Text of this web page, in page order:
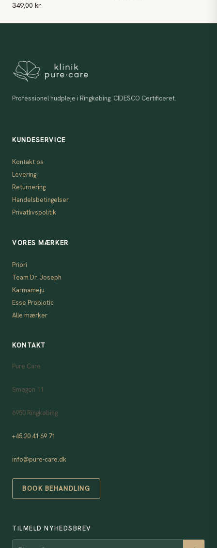
349,00 kr
Professionel hudpleje i Ringkøbing. CIDESCO Certificeret.
KUNDESERVICE
Kontakt os
Levering
Returnering
Handelsbetingelser
Privatlivspolitik
VORES MÆRKER
Priori
Team Dr. Joseph
Karmameju
Esse Probiotic
Alle mærker
KONTAKT
Pure Care
Smøgen 11
6950 Ringkøbing
+45 20 41 69 71
info@pure-care.dk
BOOK BEHANDLING
TILMELD NYHEDSBREV
Din email